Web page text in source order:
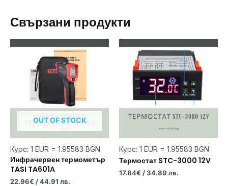
Свързани продукти
OUT OF STOCK
Курс: 1 EUR = 1.95583 BGN
Инфрачервен термометър
TASI TA601А
22.96€ / 44.91 лв.
Курс: 1 EUR = 1.95583 BGN
Термостат STC-3000 12V
17.84€ / 34.89 лв.